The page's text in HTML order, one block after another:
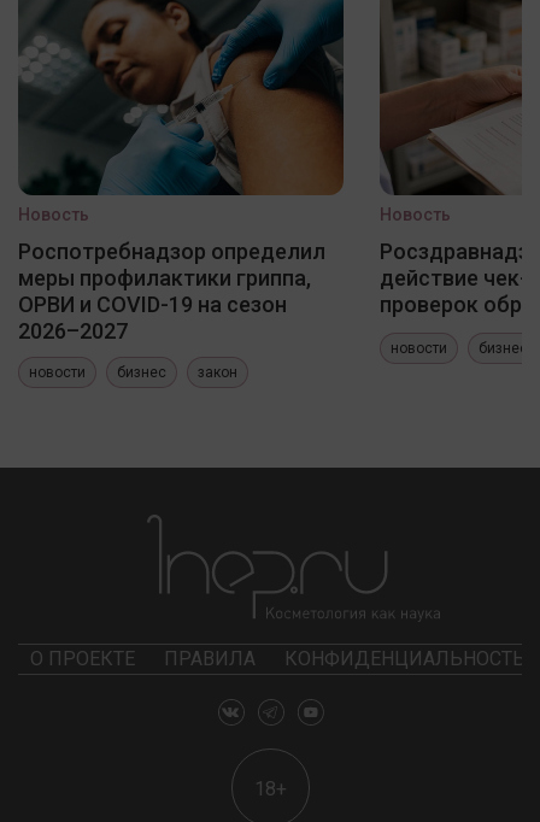
Новость
Роспотребнадзор определил
меры профилактики гриппа,
ОРВИ и COVID-19 на сезон
2026–2027
новости бизнес закон
Новость
действие чек-
проверок
новости бизнес
О ПРОЕКТЕ ПРАВИЛА КОНФИДЕНЦИАЛЬНОСТЬ
18+